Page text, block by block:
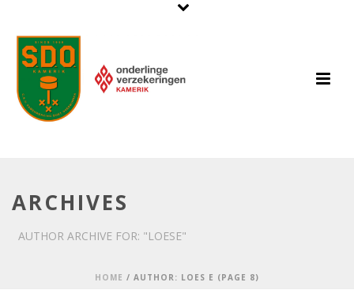
ARCHIVES
AUTHOR ARCHIVE FOR: "LOESE"
HOME / AUTHOR: LOES E (PAGE 8)